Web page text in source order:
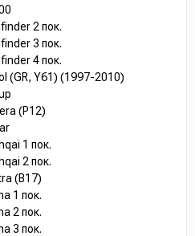
2 пок.
3 пок.
4 пок.
(GR, Y61) (1997-2010)
(P12)
1 пок.
2 пок.
(B17)
1 пок.
2 пок.
3 пок.